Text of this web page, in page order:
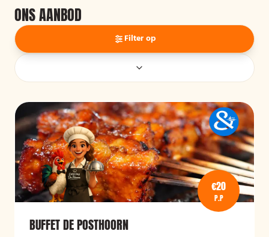
ONS AANBOD
Filter op
€20
P.P
BUFFET DE POSTHOORN